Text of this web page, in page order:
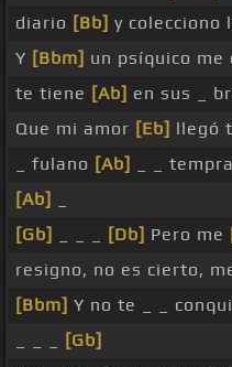
diario [Bb] y colecciono
Y [Bbm] un psíquico me
te tiene [Ab] en sus _
Que mi amor [Eb] llegó
_ fulano [Ab]
_ _
[Ab]
[Gb]
[Db] Pero me
resigno, no es cierto,
[Bbm] Y no te _ _
[Gb]